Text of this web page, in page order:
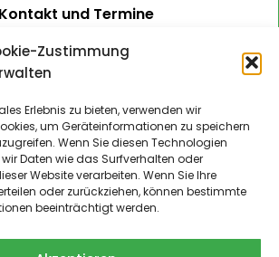
Zustimmung
Erlebnis zu bieten, verwenden wir
um Geräteinformationen zu speichern
Wenn Sie diesen Technologien
Daten wie das Surfverhalten oder
Website verarbeiten. Wenn Sie Ihre
oder zurückziehen, können bestimmte
beeinträchtigt werden.
Kontakt und Termine
Barrierefreiheit
Impressum
Administration
als Web-App
auf
iPhone und Android